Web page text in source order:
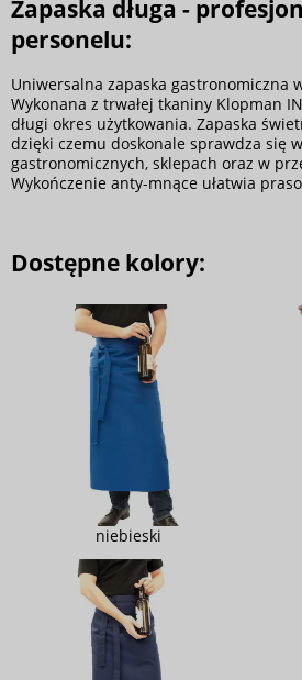
Zapaska długa -
personelu:
Uniwersalna zapaska gastronomiczna
Wykonana z trwałej tkaniny Klopman
długi okres użytkowania. Zapaska
dzięki czemu doskonale sprawdza się
gastronomicznych, sklepach oraz w
Wykończenie anty-mnące ułatwia
Dostępne kolory:
niebieski